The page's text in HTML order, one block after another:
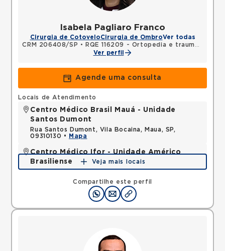
Isabela Pagliaro Franco
Cirurgia de CotoveloCirurgia de OmbroVer todas
CRM 206408/SP •
RQE 116209 - Ortopedia e traumatologia
Ver perfil
Agende uma consulta
Compartilhe este perfil
Locais de Atendimento
Centro Médico Brasil Mauá - Unidade
Santos Dumont
Rua Santos Dumont, Vila Bocaina, Maua, SP,
09310130 •
Mapa
Centro Médico Ifor - Unidade Américo
Brasiliense
Rua Americo Brasiliense, Centro, Sao Bernardo do
Campo, SP, 09715021 •
Mapa
Veja mais locais